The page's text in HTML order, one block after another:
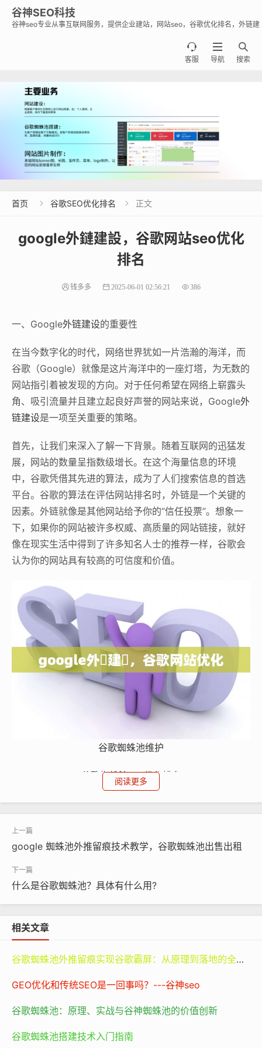
谷神SEO科技
谷神seo专业从事互联网服务，提供企业建站，网站seo，谷歌优化排名，外链建

搜索

导航

客服
首页  谷歌SEO优化排名  正文
google外鏈建設，谷歌网站seo优化
排名
钱多多 2025-06-01 02:56:21 386
一、Google外链建设的重要性
在当今数字化的时代，网络世界犹如一片浩瀚的海洋，而
谷歌（Google）就像是这片海洋中的一座灯塔，为无数的
网站指引着被发现的方向。对于任何希望在网络上崭露头
角、吸引流量并且建立起良好声誉的网站来说，Google外
链建设是一项至关重要的策略。
首先，让我们来深入了解一下背景。随着互联网的迅猛发
展，网站的数量呈指数级增长。在这个海量信息的环境
中，谷歌凭借其先进的算法，成为了人们搜索信息的首选
平台。谷歌的算法在评估网站排名时，外链是一个关键的
因素。外链就像是其他网站给予你的“信任投票”。想象一
下，如果你的网站被许多权威、高质量的网站链接，就好
像在现实生活中得到了许多知名人士的推荐一样，谷歌会
认为你的网站具有较高的可信度和价值。
谷歌蜘蛛池维护
谷歌蜘蛛池seo优化排名
从搜索引擎优化（seo）的角度来看，外链的质量和数量
例如，一个新成立的电商网站，如果没有任何外链，就像
一个新开张的小店位于偏僻的小巷子里，很少有人会发现
它。但是，如果这个电商网站能够获得一些知名时尚博客
或者大型购物平台的外链，那就好比这个小店突然被挂到
了繁华商业街上的推荐榜单上，流量自然而然就会增加。
是一个综合的指标，它反映了网站在谷歌眼中的权威性和
上升，从而在搜索结果中获得更好的排名，进而吸引更多
的用户访问。
二、谷歌网站优化的策略
谷歌网站优化是一个系统而复杂的工程，它涵盖了多个方
阅读更多
google 蜘蛛池外推留痕技术教学，谷歌蜘蛛池出售出租
什么是谷歌蜘蛛池？具体有什么用?
相关文章
谷歌蜘蛛池外推留痕实现谷歌霸屏：从原理到落地的全路径指南
GEO优化和传统SEO是一回事吗？---谷神seo
谷歌蜘蛛池：原理、实战与谷神蜘蛛池的价值创新
谷歌蜘蛛池搭建技术入门指南